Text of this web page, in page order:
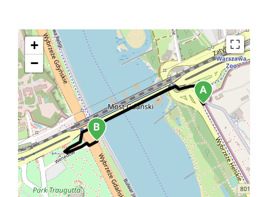
+
−